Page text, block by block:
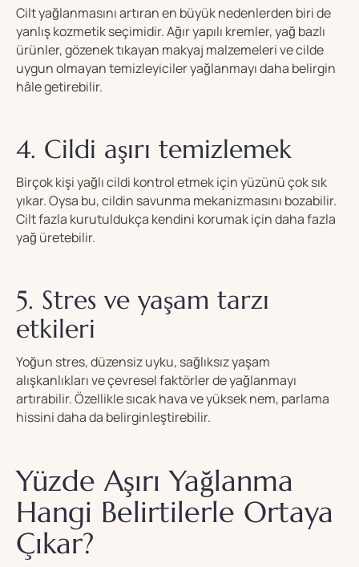
Cilt yağlanmasını artıran en büyük nedenlerden biri de
yanlış kozmetik seçimidir. Ağır yapılı kremler, yağ bazlı
ürünler, gözenek tıkayan makyaj malzemeleri ve cilde
uygun olmayan temizleyiciler yağlanmayı daha belirgin
hâle getirebilir.
4. Cildi aşırı temizlemek
Birçok kişi yağlı cildi kontrol etmek için yüzünü çok sık
yıkar. Oysa bu, cildin savunma mekanizmasını bozabilir.
Cilt fazla kurutuldukça kendini korumak için daha fazla
yağ üretebilir.
5. Stres ve yaşam tarzı
etkileri
Yoğun stres, düzensiz uyku, sağlıksız yaşam
alışkanlıkları ve çevresel faktörler de yağlanmayı
artırabilir. Özellikle sıcak hava ve yüksek nem, parlama
hissini daha da belirginleştirebilir.
Yüzde Aşırı Yağlanma
Hangi Belirtilerle Ortaya
Çıkar?